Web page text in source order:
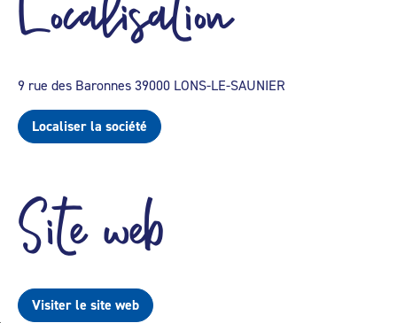
9 rue des Baronnes 39000 LONS-LE-SAUNIER
Localiser la société
Site web
Visiter le site web